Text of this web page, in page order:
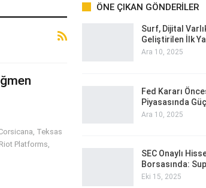
Teksas
Platforms,
ÖNE ÇIKAN GÖNDERILER
Surf, Dijital
Geliştirilen İlk
Ara 10, 2025
Fed Kararı
Piyasasında
Ara 10, 2025
SEC Onaylı
Borsasında:
Eki 15, 2025